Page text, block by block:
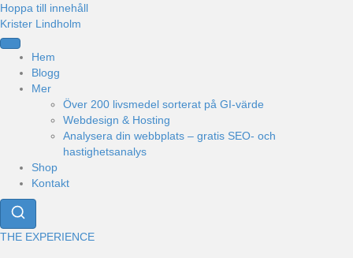
Hoppa till innehåll
Krister Lindholm
Hem
Blogg
Mer
Över 200 livsmedel sorterat på GI-värde
Webdesign & Hosting
Analysera din webbplats – gratis SEO- och
hastighetsanalys
Shop
Kontakt
THE EXPERIENCE